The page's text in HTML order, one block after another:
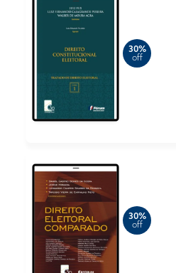
30%
off
30%
off